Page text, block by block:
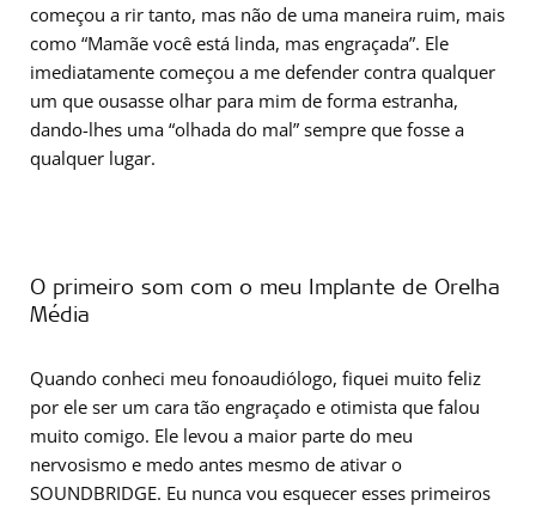
começou a rir tanto, mas não de uma maneira ruim, mais
como “Mamãe você está linda, mas engraçada”. Ele
imediatamente começou a me defender contra qualquer
um que ousasse olhar para mim de forma estranha,
dando-lhes uma “olhada do mal” sempre que fosse a
qualquer lugar.
O primeiro som com o meu Implante de Orelha
Média
Quando conheci meu fonoaudiólogo, fiquei muito feliz
por ele ser um cara tão engraçado e otimista que falou
muito comigo. Ele levou a maior parte do meu
nervosismo e medo antes mesmo de ativar o
SOUNDBRIDGE. Eu nunca vou esquecer esses primeiros